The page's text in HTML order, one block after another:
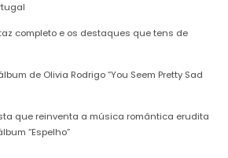
completo e os destaques que tens de
de Olivia Rodrigo “You Seem Pretty Sad
que reinventa a música romântica erudita
“Espelho”